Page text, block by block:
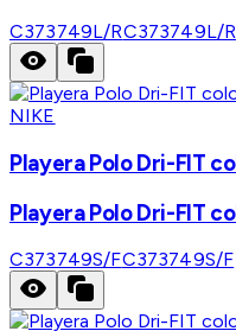
C373749L/RC373749L/R
NIKE
Playera Polo Dri-FIT
Playera Polo Dri-FIT
C373749S/FC373749S/F